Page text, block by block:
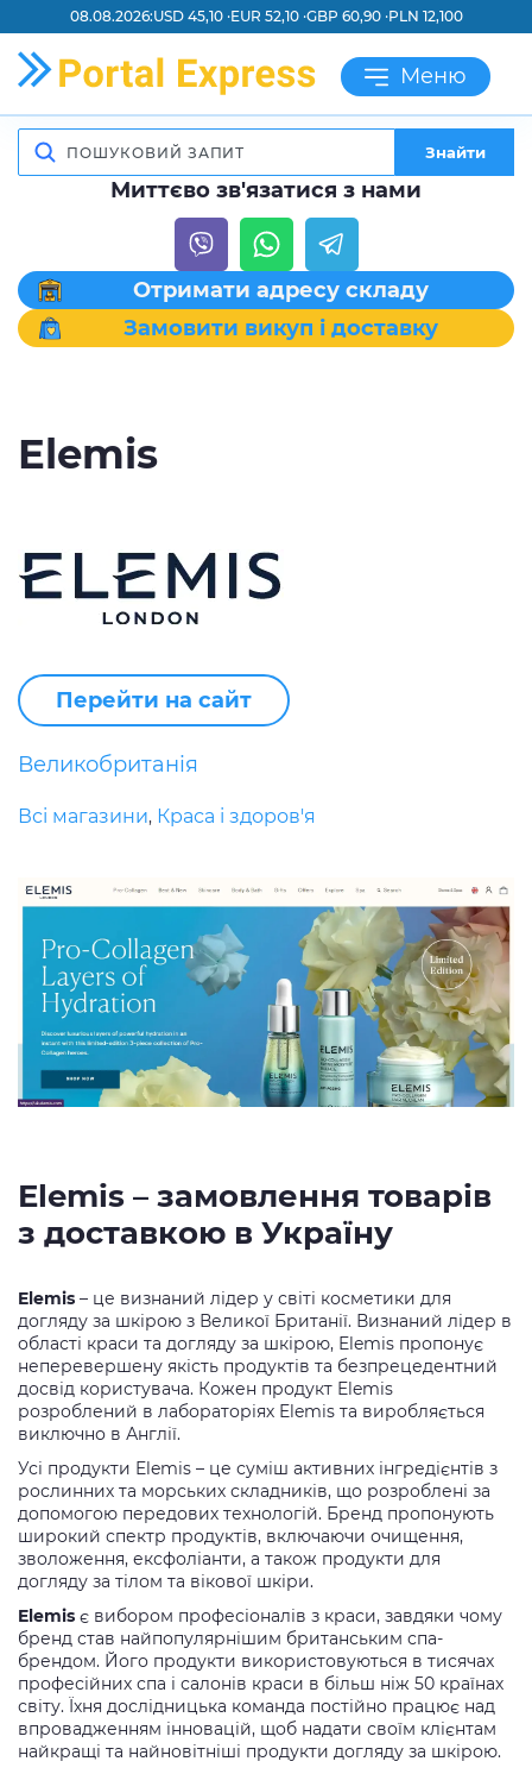
08.08.2026:USD 45,10 ·EUR 52,10 ·GBP 60,90 ·PLN 12,100
Меню
Знайти
Миттєво зв'язатися з нами
Отримати адресу складу
Замовити викуп і доставку
Elemis
Перейти на сайт
Великобританія
Всі магазини, Краса і здоров'я
Elemis – замовлення товарів
з доставкою в Україну
Elemis – це визнаний лідер у світі косметики для
догляду за шкірою з Великої Британії. Визнаний лідер в
області краси та догляду за шкірою, Elemis пропонує
неперевершену якість продуктів та безпрецедентний
досвід користувача. Кожен продукт Elemis
розроблений в лабораторіях Elemis та виробляється
виключно в Англії.
Усі продукти Elemis – це суміш активних інгредієнтів з
рослинних та морських складників, що розроблені за
допомогою передових технологій. Бренд пропонують
широкий спектр продуктів, включаючи очищення,
зволоження, ексфоліанти, а також продукти для
догляду за тілом та вікової шкіри.
Elemis є вибором професіоналів з краси, завдяки чому
бренд став найпопулярнішим британським спа-
брендом. Його продукти використовуються в тисячах
професійних спа і салонів краси в більш ніж 50 країнах
світу. Їхня дослідницька команда постійно працює над
впровадженням інновацій, щоб надати своїм клієнтам
найкращі та найновітніші продукти догляду за шкірою.